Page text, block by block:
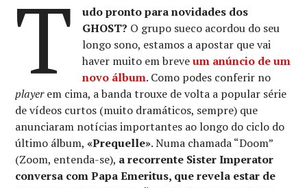
T
udo pronto para novidades dos
GHOST? O grupo sueco acordou do seu
longo sono, estamos a apostar que vai
haver muito em breveum anúncio de um
novo álbum. Como podes conferir no
playerem cima, a banda trouxe de volta a popular série
de vídeos curtos (muito dramáticos, sempre) que
anunciaram notícias importantes ao longo do ciclo do
último álbum,«Prequelle». Numa chamada “Doom”
(Zoom, entenda-se), a recorrente Sister Imperator
conversa com Papa Emeritus, que revela estar de